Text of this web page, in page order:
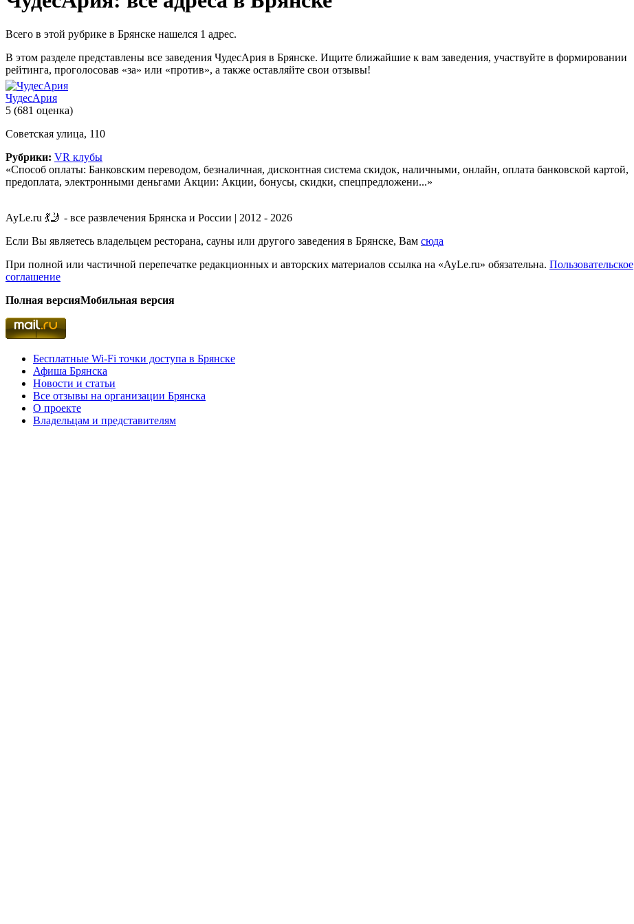
Всего в этой рубрике в Брянске нашелся 1 адрес.
В этом разделе представлены все заведения ЧудесАрия в Брянске. Ищите ближайшие к вам заведения, участвуйте в формировании
рейтинга, проголосовав «за» или «против», а также оставляйте свои отзывы!
ЧудесАрия
5 (681 оценка)
Советская улица, 110
Рубрики: VR клубы
«Способ оплаты: Банковским переводом, безналичная, дисконтная система скидок, наличными, онлайн, оплата банковской картой,
предоплата, электронными деньгами Акции: Акции, бонусы, скидки, спецпредложени...»
AyLe.ru 💃🤳 - все развлечения Брянска и России | 2012 - 2026
Если Вы являетесь владельцем ресторана, сауны или другого заведения в Брянске, Вам сюда
При полной или частичной перепечатке редакционных и авторских материалов ссылка на «AyLe.ru» обязательна. Пользовательское
соглашение
Полная версияМобильная версия
Бесплатные Wi-Fi точки доступа в Брянске
Афиша Брянска
Новости и статьи
Все отзывы на организации Брянска
О проекте
Владельцам и представителям